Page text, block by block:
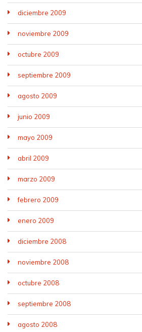
diciembre 2009
noviembre 2009
octubre 2009
septiembre 2009
agosto 2009
junio 2009
mayo 2009
abril 2009
marzo 2009
febrero 2009
enero 2009
diciembre 2008
noviembre 2008
octubre 2008
septiembre 2008
agosto 2008